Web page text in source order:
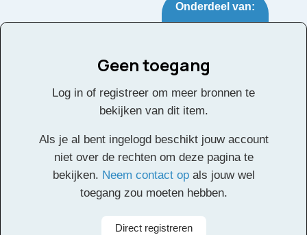
Onderdeel van:
EmailPinterestLinkedIn
Delen
Geen toegang
Log in of registreer om meer bronnen te
bekijken van dit item.
Als je al bent ingelogd beschikt jouw account
niet over de rechten om deze pagina te
bekijken. Neem contact opals jouw wel
toegang zou moeten hebben.
Direct registreren
Alle rechten voorbehouden